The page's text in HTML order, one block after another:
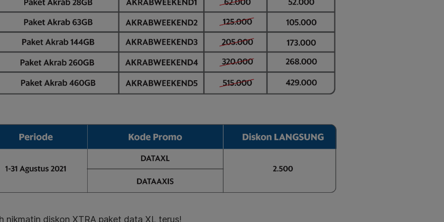
nikmatin diskon XTRA paket data XL terus!